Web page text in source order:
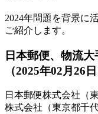
2024年問題を背景に
ご紹介します。
日本郵便、物流
（2025年02月26日
日本郵便株式会社（
株式会社（東京都千